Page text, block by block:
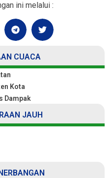
ini melalui :
CUACA
Kota
Dampak
JAUH